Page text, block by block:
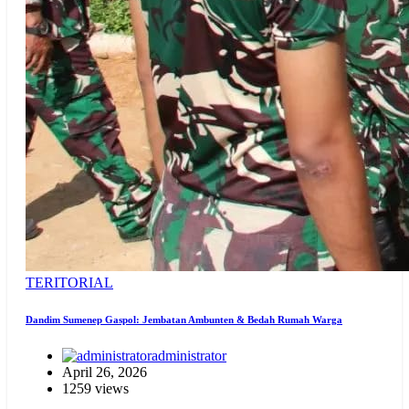
TERITORIAL
Dandim Sumenep Gaspol: Jembatan Ambunten & Bedah Rumah Warga
administrator
April 26, 2026
1259 views